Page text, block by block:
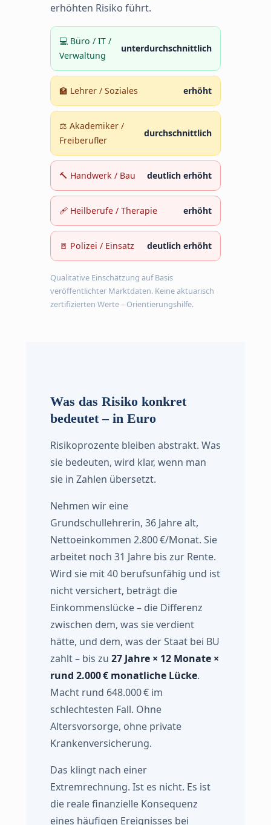
erhöhten Risiko führt.
💻 Büro / IT /
Verwaltung
unterdurchschnittlich
🏫 Lehrer / Soziales erhöht
⚖️ Akademiker /
Freiberufler
durchschnittlich
🔨 Handwerk / Bau deutlich erhöht
🩹 Heilberufe / Therapie erhöht
🚪 Polizei / Einsatz deutlich erhöht
Qualitative Einschätzung auf Basis
veröffentlichter Marktdaten. Keine aktuarisch
zertifizierten Werte – Orientierungshilfe.
Was das Risiko konkret
bedeutet – in Euro
Risikoprozente bleiben abstrakt. Was
sie bedeuten, wird klar, wenn man
sie in Zahlen übersetzt.
Nehmen wir eine
Grundschullehrerin, 36 Jahre alt,
Nettoeinkommen 2.800 €/Monat. Sie
arbeitet noch 31 Jahre bis zur Rente.
Wird sie mit 40 berufsunfähig und ist
nicht versichert, beträgt die
Einkommenslücke – die Differenz
zwischen dem, was sie verdient
hätte, und dem, was der Staat bei BU
zahlt – bis zu 27 Jahre × 12 Monate ×
rund 2.000 € monatliche Lücke.
Macht rund 648.000 € im
schlechtesten Fall. Ohne
Altersvorsorge, ohne private
Krankenversicherung.
Das klingt nach einer
Extremrechnung. Ist es nicht. Es ist
die reale finanzielle Konsequenz
eines häufigen Ereignisses bei